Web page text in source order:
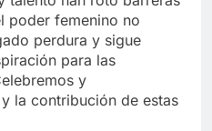
poder femenino no
perdura y sigue
para las
y
la contribución de estas